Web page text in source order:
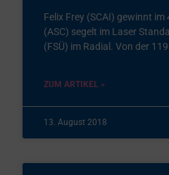
Felix Frey (SCAI) gewinnt
(ASC) segelt im Laser
(FSÜ) im Radial. Von der 119
ZUM ARTIKEL »
13. August 2018